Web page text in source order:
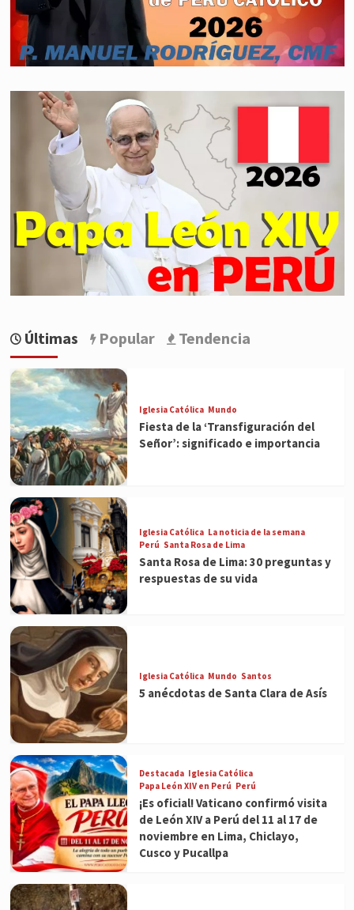
Últimas Popular Tendencia
Iglesia Católica Mundo
Fiesta de la ‘Transfiguración del
Señor’: significado e importancia
Iglesia Católica La noticia de la semana
Perú Santa Rosa de Lima
Santa Rosa de Lima: 30 preguntas y
respuestas de su vida
Iglesia Católica Mundo Santos
5 anécdotas de Santa Clara de Asís
Destacada Iglesia Católica
Papa León XIV en Perú Perú
¡Es oficial! Vaticano confirmó visita
de León XIV a Perú del 11 al 17 de
noviembre en Lima, Chiclayo,
Cusco y Pucallpa